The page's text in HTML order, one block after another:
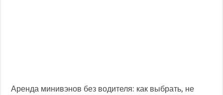
Аренда минивэнов без водителя: как выбрать, не